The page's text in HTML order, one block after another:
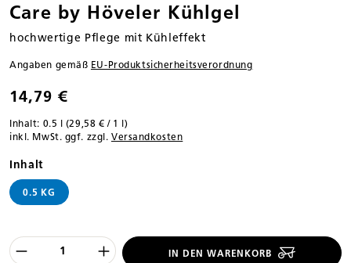
Care by Höveler Kühlgel
hochwertige Pflege mit Kühleffekt
Angaben gemäß EU‑Produktsicherheitsverordnung
14,79 €
Inhalt: 0.5 l (29,58 € / 1 l)
inkl. MwSt. ggf. zzgl. Versandkosten
Inhaltauswählen
0.5 KG
Produkt Anzahl des Produktes
IN DEN WARENKORB